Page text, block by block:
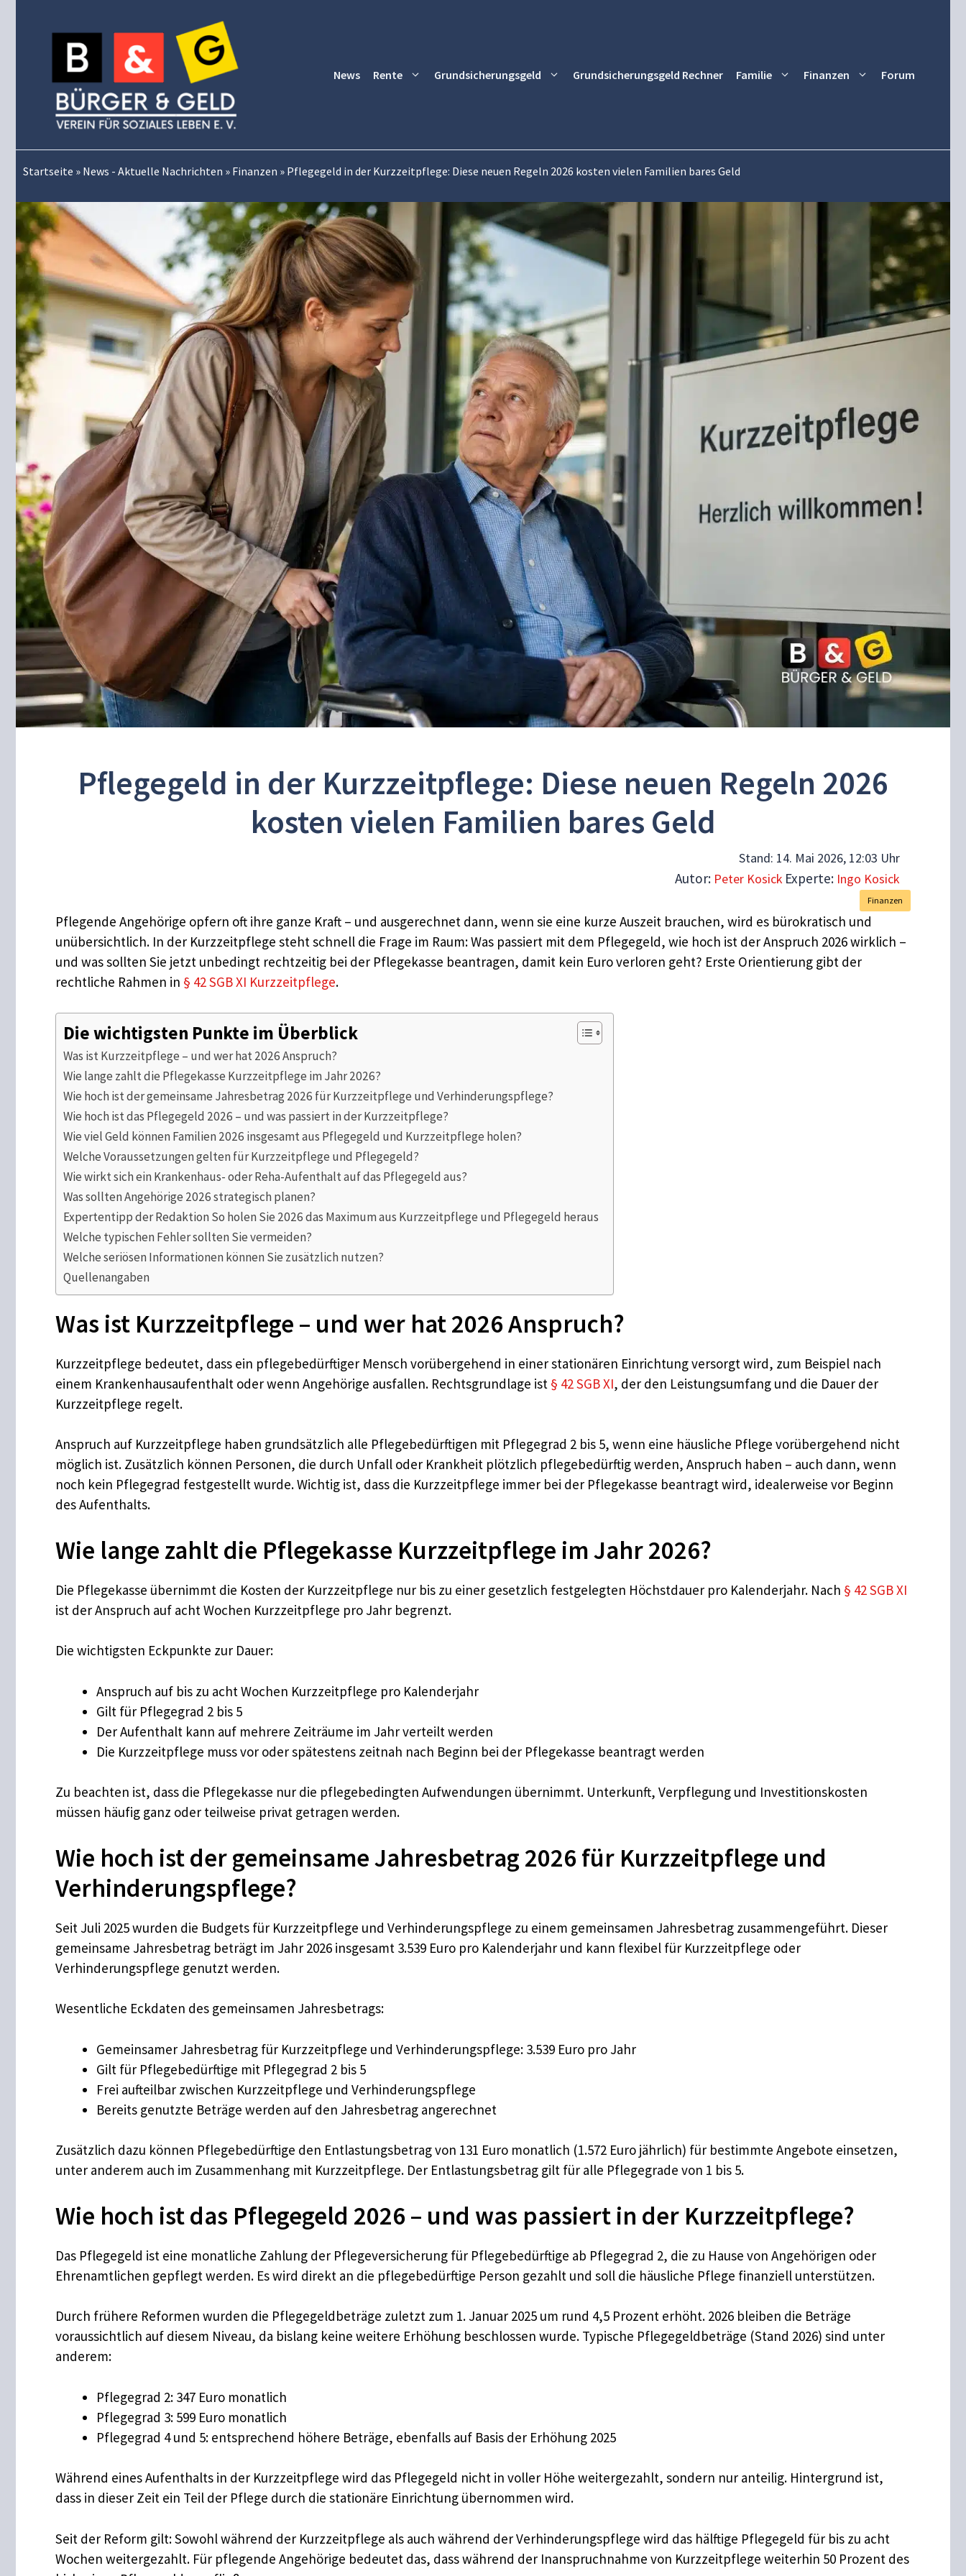
News Rente Grundsicherungsgeld Grundsicherungsgeld Rechner Familie Finanzen Forum
Startseite » News - Aktuelle Nachrichten » Finanzen » Pflegegeld in der Kurzzeitpflege: Diese neuen Regeln 2026 kosten vielen Familien bares Geld
Pflegegeld in der Kurzzeitpflege: Diese neuen Regeln 2026
kosten vielen Familien bares Geld
Stand: 14. Mai 2026, 12:03 Uhr
Autor: Peter Kosick Experte: Ingo Kosick
Finanzen
Pflegende Angehörige opfern oft ihre ganze Kraft – und ausgerechnet dann, wenn sie eine kurze Auszeit brauchen, wird es bürokratisch und
unübersichtlich. In der Kurzzeitpflege steht schnell die Frage im Raum: Was passiert mit dem Pflegegeld, wie hoch ist der Anspruch 2026 wirklich –
und was sollten Sie jetzt unbedingt rechtzeitig bei der Pflegekasse beantragen, damit kein Euro verloren geht? Erste Orientierung gibt der
rechtliche Rahmen in § 42 SGB XI Kurzzeitpflege.
Die wichtigsten Punkte im Überblick
Was ist Kurzzeitpflege – und wer hat 2026 Anspruch?
Wie lange zahlt die Pflegekasse Kurzzeitpflege im Jahr 2026?
Wie hoch ist der gemeinsame Jahresbetrag 2026 für Kurzzeitpflege und Verhinderungspflege?
Wie hoch ist das Pflegegeld 2026 – und was passiert in der Kurzzeitpflege?
Wie viel Geld können Familien 2026 insgesamt aus Pflegegeld und Kurzzeitpflege holen?
Welche Voraussetzungen gelten für Kurzzeitpflege und Pflegegeld?
Wie wirkt sich ein Krankenhaus- oder Reha-Aufenthalt auf das Pflegegeld aus?
Was sollten Angehörige 2026 strategisch planen?
Expertentipp der Redaktion So holen Sie 2026 das Maximum aus Kurzzeitpflege und Pflegegeld heraus
Welche typischen Fehler sollten Sie vermeiden?
Welche seriösen Informationen können Sie zusätzlich nutzen?
Quellenangaben
Was ist Kurzzeitpflege – und wer hat 2026 Anspruch?
Kurzzeitpflege bedeutet, dass ein pflegebedürftiger Mensch vorübergehend in einer stationären Einrichtung versorgt wird, zum Beispiel nach
einem Krankenhausaufenthalt oder wenn Angehörige ausfallen. Rechtsgrundlage ist § 42 SGB XI, der den Leistungsumfang und die Dauer der
Kurzzeitpflege regelt.
Anspruch auf Kurzzeitpflege haben grundsätzlich alle Pflegebedürftigen mit Pflegegrad 2 bis 5, wenn eine häusliche Pflege vorübergehend nicht
möglich ist. Zusätzlich können Personen, die durch Unfall oder Krankheit plötzlich pflegebedürftig werden, Anspruch haben – auch dann, wenn
noch kein Pflegegrad festgestellt wurde. Wichtig ist, dass die Kurzzeitpflege immer bei der Pflegekasse beantragt wird, idealerweise vor Beginn
des Aufenthalts.
Wie lange zahlt die Pflegekasse Kurzzeitpflege im Jahr 2026?
Die Pflegekasse übernimmt die Kosten der Kurzzeitpflege nur bis zu einer gesetzlich festgelegten Höchstdauer pro Kalenderjahr. Nach § 42 SGB XI
ist der Anspruch auf acht Wochen Kurzzeitpflege pro Jahr begrenzt.
Die wichtigsten Eckpunkte zur Dauer:
Anspruch auf bis zu acht Wochen Kurzzeitpflege pro Kalenderjahr
Gilt für Pflegegrad 2 bis 5
Der Aufenthalt kann auf mehrere Zeiträume im Jahr verteilt werden
Die Kurzzeitpflege muss vor oder spätestens zeitnah nach Beginn bei der Pflegekasse beantragt werden
Zu beachten ist, dass die Pflegekasse nur die pflegebedingten Aufwendungen übernimmt. Unterkunft, Verpflegung und Investitionskosten
müssen häufig ganz oder teilweise privat getragen werden.
Wie hoch ist der gemeinsame Jahresbetrag 2026 für Kurzzeitpflege und
Verhinderungspflege?
Seit Juli 2025 wurden die Budgets für Kurzzeitpflege und Verhinderungspflege zu einem gemeinsamen Jahresbetrag zusammengeführt. Dieser
gemeinsame Jahresbetrag beträgt im Jahr 2026 insgesamt 3.539 Euro pro Kalenderjahr und kann flexibel für Kurzzeitpflege oder
Verhinderungspflege genutzt werden.
Wesentliche Eckdaten des gemeinsamen Jahresbetrags:
Gemeinsamer Jahresbetrag für Kurzzeitpflege und Verhinderungspflege: 3.539 Euro pro Jahr
Gilt für Pflegebedürftige mit Pflegegrad 2 bis 5
Frei aufteilbar zwischen Kurzzeitpflege und Verhinderungspflege
Bereits genutzte Beträge werden auf den Jahresbetrag angerechnet
Zusätzlich dazu können Pflegebedürftige den Entlastungsbetrag von 131 Euro monatlich (1.572 Euro jährlich) für bestimmte Angebote einsetzen,
unter anderem auch im Zusammenhang mit Kurzzeitpflege. Der Entlastungsbetrag gilt für alle Pflegegrade von 1 bis 5.
Wie hoch ist das Pflegegeld 2026 – und was passiert in der Kurzzeitpflege?
Das Pflegegeld ist eine monatliche Zahlung der Pflegeversicherung für Pflegebedürftige ab Pflegegrad 2, die zu Hause von Angehörigen oder
Ehrenamtlichen gepflegt werden. Es wird direkt an die pflegebedürftige Person gezahlt und soll die häusliche Pflege finanziell unterstützen.
Durch frühere Reformen wurden die Pflegegeldbeträge zuletzt zum 1. Januar 2025 um rund 4,5 Prozent erhöht. 2026 bleiben die Beträge
voraussichtlich auf diesem Niveau, da bislang keine weitere Erhöhung beschlossen wurde. Typische Pflegegeldbeträge (Stand 2026) sind unter
anderem:
Pflegegrad 2: 347 Euro monatlich
Pflegegrad 3: 599 Euro monatlich
Pflegegrad 4 und 5: entsprechend höhere Beträge, ebenfalls auf Basis der Erhöhung 2025
Während eines Aufenthalts in der Kurzzeitpflege wird das Pflegegeld nicht in voller Höhe weitergezahlt, sondern nur anteilig. Hintergrund ist,
dass in dieser Zeit ein Teil der Pflege durch die stationäre Einrichtung übernommen wird.
Seit der Reform gilt: Sowohl während der Kurzzeitpflege als auch während der Verhinderungspflege wird das hälftige Pflegegeld für bis zu acht
Wochen weitergezahlt. Für pflegende Angehörige bedeutet das, dass während der Inanspruchnahme von Kurzzeitpflege weiterhin 50 Prozent des